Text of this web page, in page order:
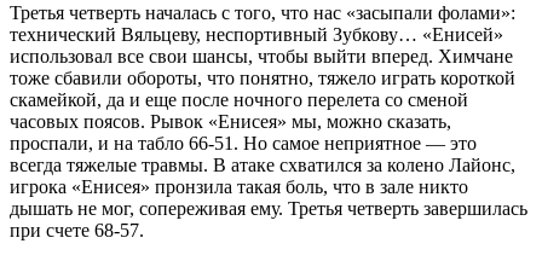
Третья четверть началась с того, что нас «засыпали фолами»:
технический Вяльцеву, неспортивный Зубкову… «Енисей»
использовал все свои шансы, чтобы выйти вперед. Химчане
тоже сбавили обороты, что понятно, тяжело играть короткой
скамейкой, да и еще после ночного перелета со сменой
часовых поясов. Рывок «Енисея» мы, можно сказать,
проспали, и на табло 66-51. Но самое неприятное — это
всегда тяжелые травмы. В атаке схватился за колено Лайонс,
игрока «Енисея» пронзила такая боль, что в зале никто
дышать не мог, сопереживая ему. Третья четверть завершилась
при счете 68-57.